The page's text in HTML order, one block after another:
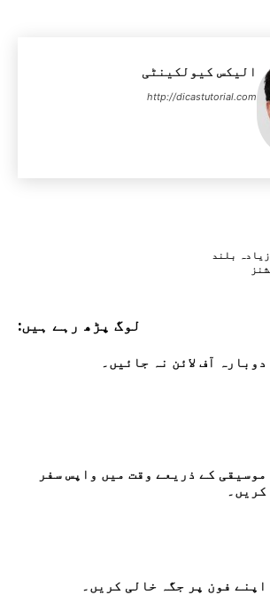
الیکس کیولکینٹی
http://dicastutorial.com
بلند
لوگ پڑھ رہے ہیں:
دوبارہ آف لائن نہ جائیں۔
موسیقی کے ذریعے وقت میں واپس سفر
کریں۔
اپنے فون پر جگہ خالی کریں۔